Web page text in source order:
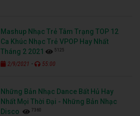
Mashup Nhạc Trẻ Tâm Trạng TOP 12
Ca Khúc Nhạc Trẻ VPOP Hay Nhất
Tháng 2 2021
5125
2/9/2021 - 55:00
Những Bản Nhạc Dance Bất Hủ Hay
Nhất Mọi Thời Đại - Những Bản Nhạc
Disco
7360